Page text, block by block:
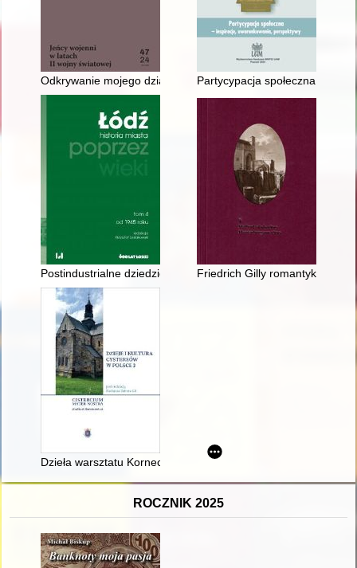
Odkrywanie mojego dziadka Partycypacja społeczna -
Postindustrialne dziedzictwo Łodzi : dynamika miejskiego
Friedrich Gilly romantykiem?
Dzieła warsztatu Korneckich dla małopolskich cystersów =
ROCZNIK 2025